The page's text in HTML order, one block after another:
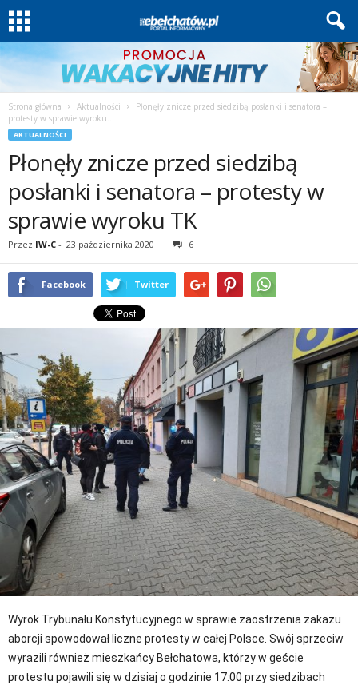
Strona główna Aktualności
Płonęły znicze przed siedzibą posłanki i senatora –
protesty w sprawie wyroku...
AKTUALNOŚCI
Płonęły znicze przed siedzibą
posłanki i senatora – protesty w
sprawie wyroku TK
Przez IW-C - 23 października 2020 6
Facebook Twitter
Wyrok Trybunału Konstytucyjnego w sprawie zaostrzenia zakazu
aborcji spowodował liczne protesty w całej Polsce. Swój sprzeciw
wyrazili również mieszkańcy Bełchatowa, którzy w geście
protestu pojawili się w dzisiaj o godzinie 17:00 przy siedzibach